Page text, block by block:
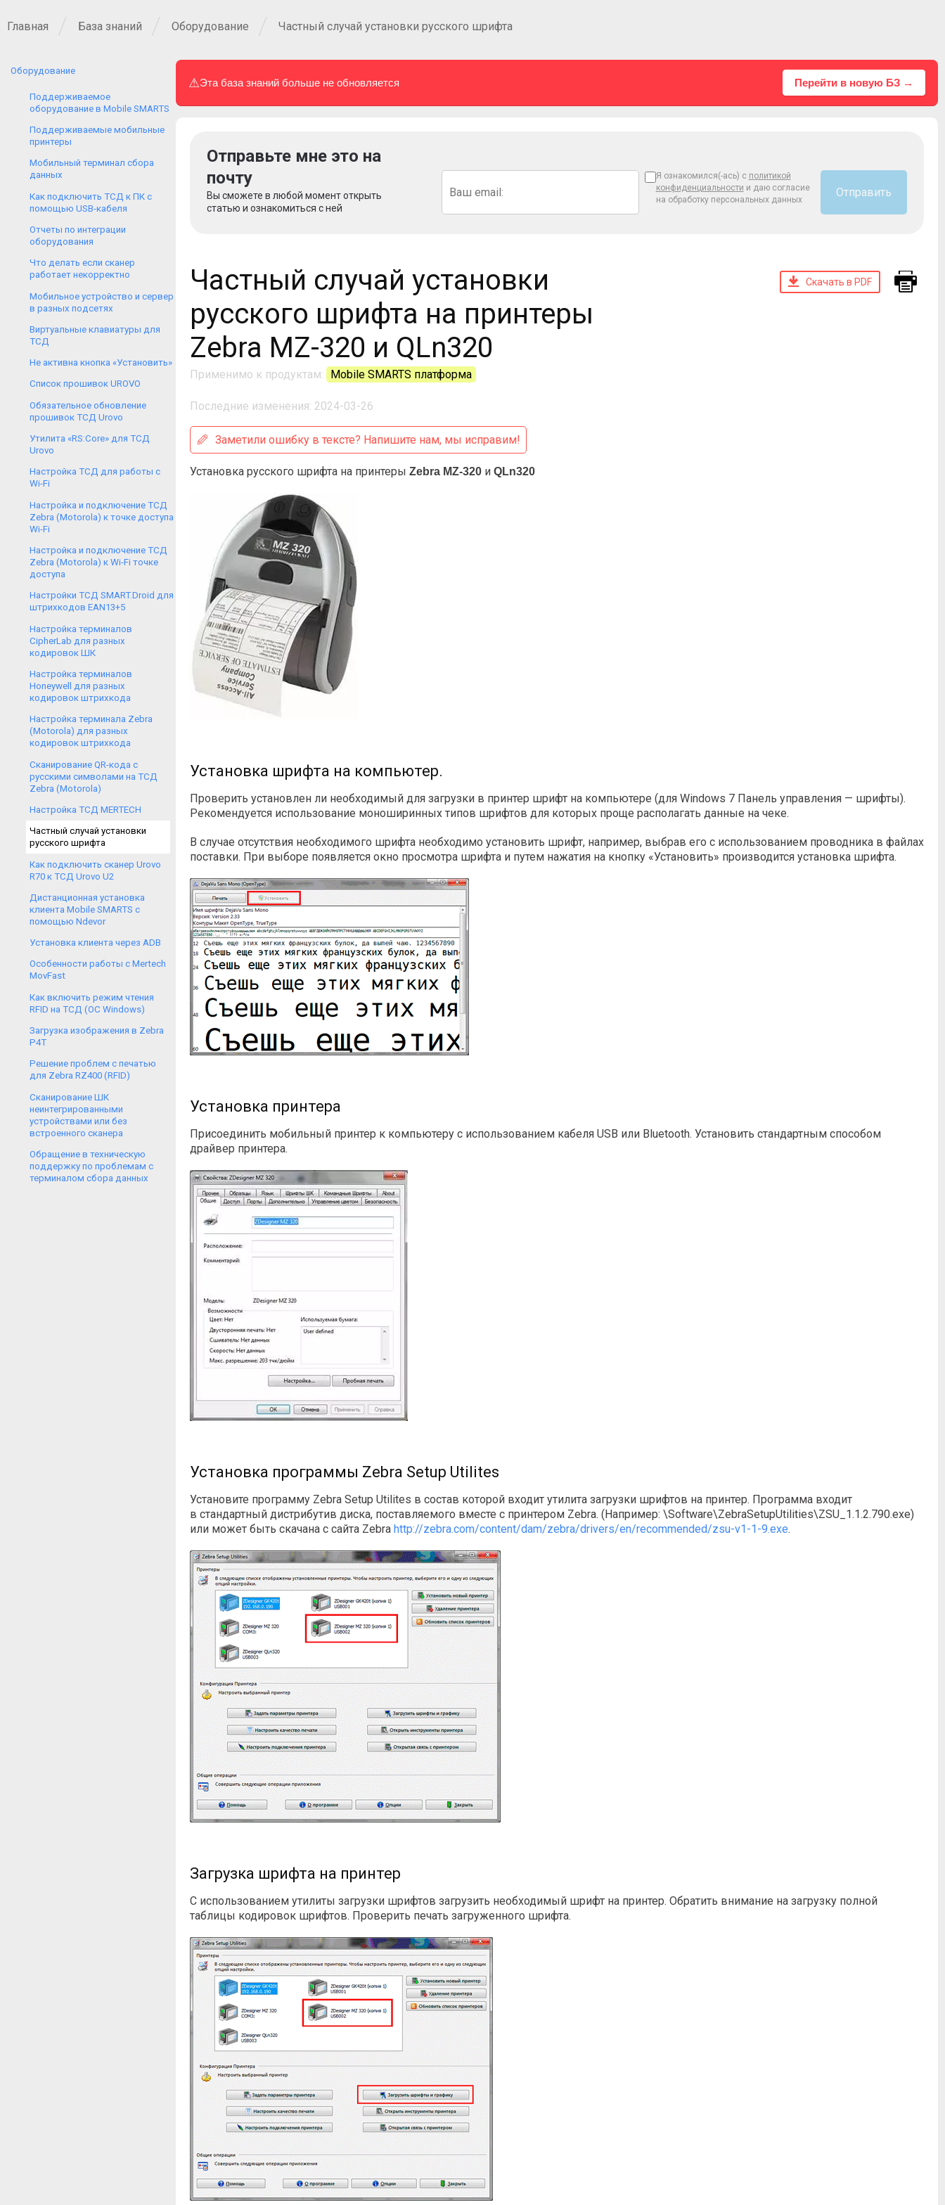
Главная База знаний Оборудование Частный случай установки русского шрифта
Оборудование
Поддерживаемое
оборудование в Mobile SMARTS
Поддерживаемые мобильные
принтеры
Мобильный терминал сбора
данных
Как подключить ТСД к ПК с
помощью USB-кабеля
Отчеты по интеграции
оборудования
Что делать если сканер
работает некорректно
Мобильное устройство и сервер
в разных подсетях
Виртуальные клавиатуры для
ТСД
Не активна кнопка «Установить»
Список прошивок UROVO
Обязательное обновление
прошивок ТСД Urovo
Утилита «RS:Core» для ТСД
Urovo
Настройка ТСД для работы с
Wi-Fi
Настройка и подключение ТСД
Zebra (Motorola) к точке доступа
Wi-Fi
Настройка и подключение ТСД
Zebra (Motorola) к Wi-Fi точке
доступа
Настройки ТСД SMART.Droid для
штрихкодов EAN13+5
Настройка терминалов
CipherLab для разных
кодировок ШК
Настройка терминалов
Honeywell для разных
кодировок штрихкода
Настройка терминала Zebra
(Motorola) для разных
кодировок штрихкода
Сканирование QR-кода с
русскими символами на ТСД
Zebra (Motorola)
Настройка ТСД MERTECH
Частный случай установки
русского шрифта
Как подключить сканер Urovo
R70 к ТСД Urovo U2
Дистанционная установка
клиента Mobile SMARTS с
помощью Ndevor
Установка клиента через ADB
Особенности работы с Mertech
MovFast
Как включить режим чтения
RFID на ТСД (ОС Windows)
Загрузка изображения в Zebra
P4T
Решение проблем с печатью
для Zebra RZ400 (RFID)
Сканирование ШК
неинтегрированными
устройствами или без
встроенного сканера
Обращение в техническую
поддержку по проблемам с
терминалом сбора данных
⚠Эта база знаний больше не обновляется Перейти в новую БЗ →
Отправьте мне это на
почту
Вы сможете в любой момент открыть
статью и ознакомиться с ней
Я ознакомился(-ась) с политикой
конфиденциальности и даю согласие
на обработку персональных данных
Отправить
Скачать в PDF
Частный случай установки
русского шрифта на принтеры
Zebra MZ-320 и QLn320
Применимо к продуктам: Mobile SMARTS платформа
Последние изменения: 2024-03-26
Заметили ошибку в тексте? Напишите нам, мы исправим!
Установка русского шрифта на принтеры Zebra MZ-320 и QLn320
Установка шрифта на компьютер.
Проверить установлен ли необходимый для загрузки в принтер шрифт на компьютере (для Windows 7 Панель управления — шрифты).
Рекомендуется использование моноширинных типов шрифтов для которых проще располагать данные на чеке.
В случае отсутствия необходимого шрифта необходимо установить шрифт, например, выбрав его с использованием проводника в файлах
поставки. При выборе появляется окно просмотра шрифта и путем нажатия на кнопку «Установить» производится установка шрифта.
Установка принтера
Присоединить мобильный принтер к компьютеру с использованием кабеля USB или Bluetooth. Установить стандартным способом
драйвер принтера.
Установка программы Zebra Setup Utilites
Установите программу Zebra Setup Utilites в состав которой входит утилита загрузки шрифтов на принтер. Программа входит
в стандартный дистрибутив диска, поставляемого вместе с принтером Zebra. (Например: \Software\ZebraSetupUtilities\ZSU_1.1.2.790.exe)
или может быть скачана с сайта Zebra http://zebra.com/content/dam/zebra/drivers/en/recommended/zsu-v1-1-9.exe.
Загрузка шрифта на принтер
C использованием утилиты загрузки шрифтов загрузить необходимый шрифт на принтер. Обратить внимание на загрузку полной
таблицы кодировок шрифтов. Проверить печать загруженного шрифта.